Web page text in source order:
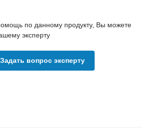
по данному продукту, Вы можете
эксперту
Задать вопрос эксперту